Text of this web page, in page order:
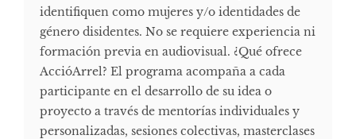
identifiquen como mujeres y/o identidades de
género disidentes. No se requiere experiencia ni
formación previa en audiovisual. ¿Qué ofrece
AccióArrel? El programa acompaña a cada
participante en el desarrollo de su idea o
proyecto a través de mentorías individuales y
personalizadas, sesiones colectivas, masterclases